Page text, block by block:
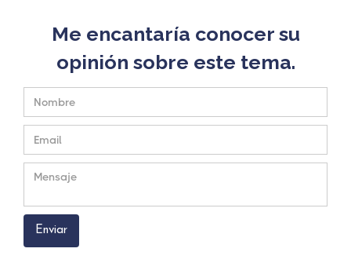
Me encantaría conocer su
opinión sobre este tema.